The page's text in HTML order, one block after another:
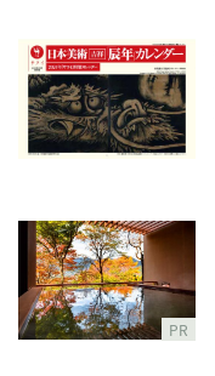
PR